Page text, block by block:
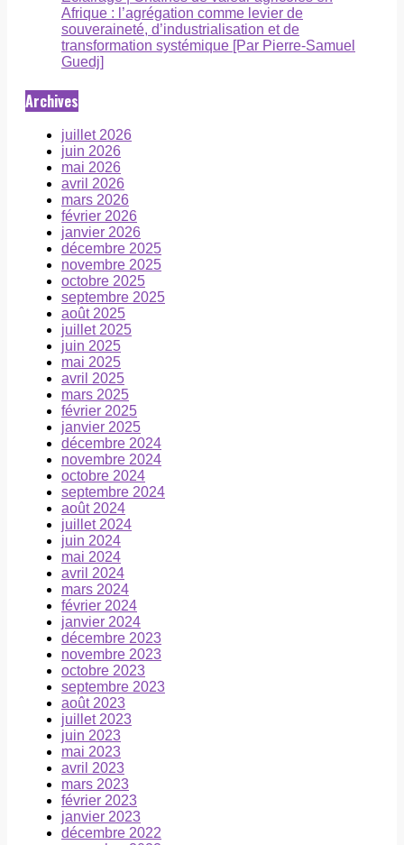
Afrique : l’agrégation comme levier de
souveraineté, d’industrialisation et de
transformation systémique [Par Pierre-Samuel
Guedj]
Archives
juillet 2026
juin 2026
mai 2026
avril 2026
mars 2026
février 2026
janvier 2026
décembre 2025
novembre 2025
octobre 2025
septembre 2025
août 2025
juillet 2025
juin 2025
mai 2025
avril 2025
mars 2025
février 2025
janvier 2025
décembre 2024
novembre 2024
octobre 2024
septembre 2024
août 2024
juillet 2024
juin 2024
mai 2024
avril 2024
mars 2024
février 2024
janvier 2024
décembre 2023
novembre 2023
octobre 2023
septembre 2023
août 2023
juillet 2023
juin 2023
mai 2023
avril 2023
mars 2023
février 2023
janvier 2023
décembre 2022